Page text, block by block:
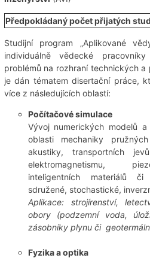
Předpokládaný počet přijatých
Studijní program „Aplikované
individuálně vědecké
problémů na rozhraní technických
je dán tématem disertační práce,
více z následujících oblastí:
Počítačové simulace
Vývoj numerických modelů
oblasti mechaniky
akustiky, transportních
elektromagnetismu,
inteligentních materiálů či
sdružené, stochastické,
Aplikace: strojírenství,
obory (podzemní voda,
zásobníky plynu či
Fyzika a optika